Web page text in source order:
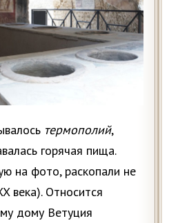
термополий,
горячая пища.
на фото, раскопали не
века). Относится
дому Ветуция